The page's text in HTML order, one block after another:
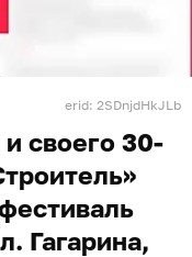
erid: 2SDnjdHkJLb
своего 30-
Гагарина,